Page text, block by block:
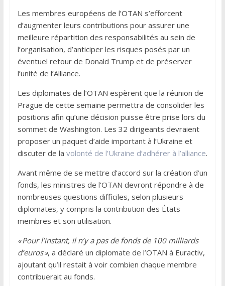
Les membres européens de l’OTAN s’efforcent
d’augmenter leurs contributions pour assurer une
meilleure répartition des responsabilités au sein de
l’organisation, d’anticiper les risques posés par un
éventuel retour de Donald Trump et de préserver
l’unité de l’Alliance.
Les diplomates de l’OTAN espèrent que la réunion de
Prague de cette semaine permettra de consolider les
positions afin qu’une décision puisse être prise lors du
sommet de Washington. Les 32 dirigeants devraient
proposer un paquet d’aide important à l’Ukraine et
discuter de la volonté de l’Ukraine d’adhérer à l’alliance.
Avant même de se mettre d’accord sur la création d’un
fonds, les ministres de l’OTAN devront répondre à de
nombreuses questions difficiles, selon plusieurs
diplomates, y compris la contribution des États
membres et son utilisation.
« Pour l’instant, il n’y a pas de fonds de 100 milliards
d’euros », a déclaré un diplomate de l’OTAN à Euractiv,
ajoutant qu’il restait à voir combien chaque membre
contribuerait au fonds.